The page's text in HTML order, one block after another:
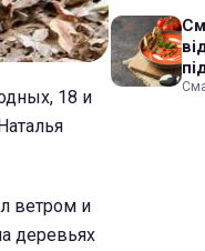
18 и
ветром и
деревьях